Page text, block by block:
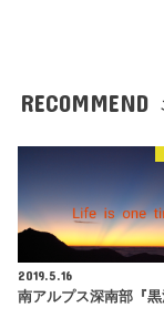
RECOMMEND
2019.5.16
南アルプス深南部『黒